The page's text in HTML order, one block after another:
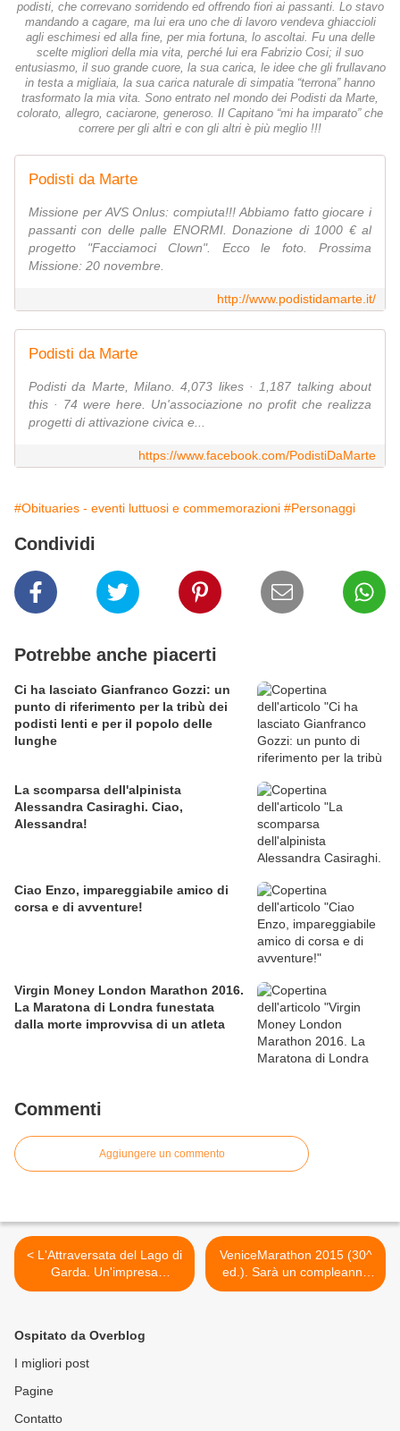
podisti, che correvano sorridendo ed offrendo fiori ai passanti. Lo stavo
mandando a cagare, ma lui era uno che di lavoro vendeva ghiaccioli
agli eschimesi ed alla fine, per mia fortuna, lo ascoltai. Fu una delle
scelte migliori della mia vita, perché lui era Fabrizio Cosi; il suo
entusiasmo, il suo grande cuore, la sua carica, le idee che gli frullavano
in testa a migliaia, la sua carica naturale di simpatia “terrona” hanno
trasformato la mia vita. Sono entrato nel mondo dei Podisti da Marte,
colorato, allegro, caciarone, generoso. Il Capitano “mi ha imparato” che
correre per gli altri e con gli altri è più meglio !!!
Podisti da Marte
Missione per AVS Onlus: compiuta!!! Abbiamo fatto giocare i
passanti con delle palle ENORMI. Donazione di 1000 € al
progetto "Facciamoci Clown". Ecco le foto. Prossima
Missione: 20 novembre.
http://www.podistidamarte.it/
Podisti da Marte
Podisti da Marte, Milano. 4,073 likes · 1,187 talking about
this · 74 were here. Un'associazione no profit che realizza
progetti di attivazione civica e...
https://www.facebook.com/PodistiDaMarte
#Obituaries - eventi luttuosi e commemorazioni #Personaggi
Condividi
Potrebbe anche piacerti
Ci ha lasciato Gianfranco Gozzi: un
punto di riferimento per la tribù dei
podisti lenti e per il popolo delle
lunghe
La scomparsa dell'alpinista
Alessandra Casiraghi. Ciao,
Alessandra!
Ciao Enzo, impareggiabile amico di
corsa e di avventure!
Virgin Money London Marathon 2016.
La Maratona di Londra funestata
dalla morte improvvisa di un atleta
Commenti
Aggiungere un commento
< L'Attraversata del Lago di
Garda. Un'impresa
eccezionale compiuta in
VeniceMarathon 2015 (30^
ed.). Sarà un compleanno
con 27.000 invitati >
Ospitato da Overblog
I migliori post
Pagine
Contatto